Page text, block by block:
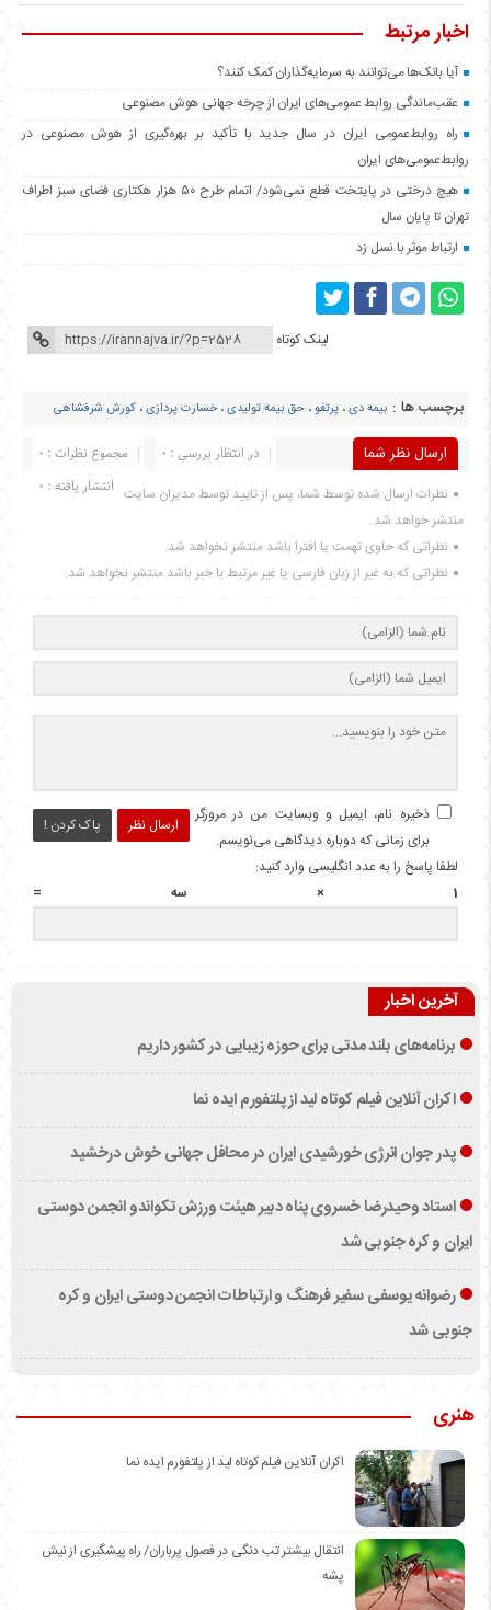
اخبار مرتبط
آیا بانک‌ها می‌توانند به سرمایه‌گذاران کمک کنند؟
عقب‌ماندگی روابط عمومی‌های ایران از چرخه جهانی هوش مصنوعی
راه روابط‌عمومی ایران در سال جدید با تأکید بر بهره‌گیری از هوش مصنوعی در
روابط‌عمومی‌های ایران
هیچ درختی در پایتخت قطع نمی‌شود/ اتمام طرح ۵۰ هزار هکتاری فضای سبز اطراف
تهران تا پایان سال
ارتباط موثر با نسل زد
لینک کوتاه
برچسب ها : بیمه دی، پرتفو، حق بیمه تولیدی،خسارت پردازی، کورش شرفشاهی
ارسال نظر شما مجموع نظرات : 0
در انتظار بررسی : 0
انتشار یافته : 0 نظرات ارسال شده توسط شما، پس از تایید توسط مدیران سایت
منتشر خواهد شد.
نظراتی که حاوی تهمت یا افترا باشد منتشر نخواهد شد.
نظراتی که به غیر از زبان فارسی یا غیر مرتبط با خبر باشد منتشر نخواهد شد.
ارسال نظر پاک کردن !
ذخیره نام، ایمیل و وبسایت من در مرورگر
برای زمانی که دوباره دیدگاهی می‌نویسم.
لطفا پاسخ را به عدد انگلیسی وارد کنید:
1 × سه =
آخرین اخبار
برنامه‌های بلند مدتی برای حوزه زیبایی در کشور داریم
اکران آنلاین فیلم کوتاه لید از پلتفورم ایده نما
پدر جوان انرژی خورشیدی ایران در محافل جهانی خوش درخشید
استاد وحیدرضا خسروی پناه دبیر هیئت ورزش تکواندو انجمن دوستی
ایران و کره جنوبی شد
رضوانه یوسفی سفیر فرهنگ و ارتباطات انجمن دوستی ایران و کره
جنوبی شد
هنری
اکران آنلاین فیلم کوتاه لید از پلتفورم ایده نما
انتقال بیشتر تب دنگی در فصول پرباران/ راه پیشگیری از نیش
پشه